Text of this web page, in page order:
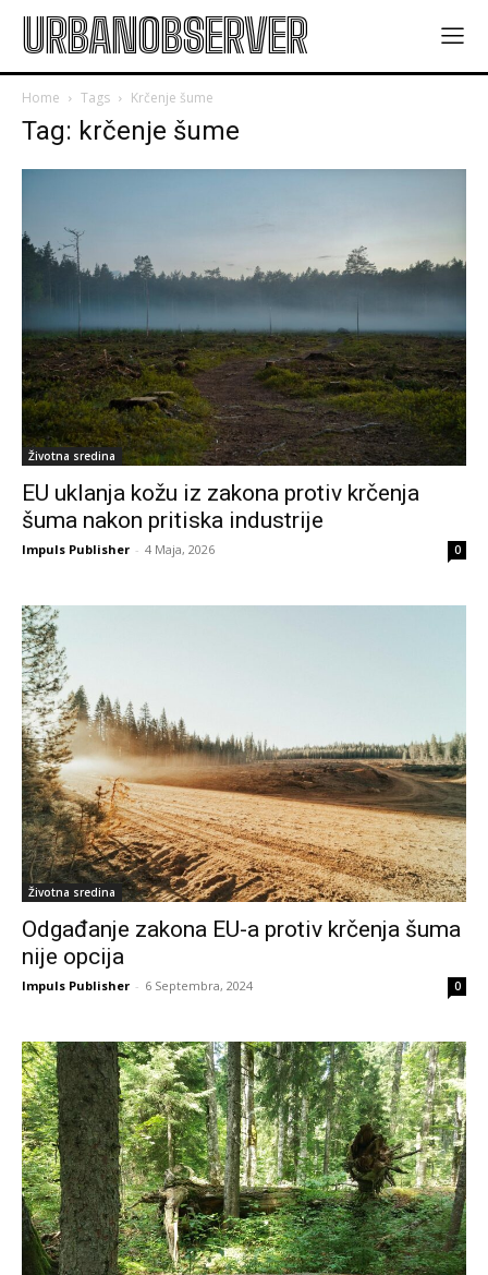
URBANOBSERVER
Home Tags Krčenje šume
Tag: krčenje šume
Životna sredina
EU uklanja kožu iz zakona protiv krčenja
šuma nakon pritiska industrije
Impuls Publisher - 4 Maja, 2026 0
Životna sredina
Odgađanje zakona EU-a protiv krčenja šuma
nije opcija
Impuls Publisher - 6 Septembra, 2024 0